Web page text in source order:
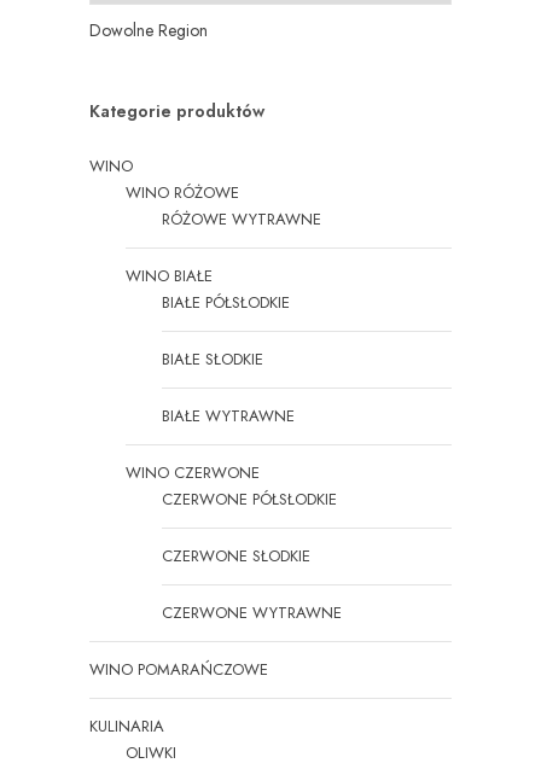
Dowolne Region
Kategorie produktów
WINO
WINO RÓŻOWE
RÓŻOWE WYTRAWNE
WINO BIAŁE
BIAŁE PÓŁSŁODKIE
BIAŁE SŁODKIE
BIAŁE WYTRAWNE
WINO CZERWONE
CZERWONE PÓŁSŁODKIE
CZERWONE SŁODKIE
CZERWONE WYTRAWNE
WINO POMARAŃCZOWE
KULINARIA
OLIWKI